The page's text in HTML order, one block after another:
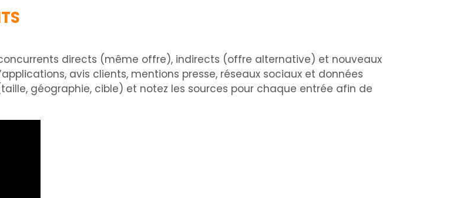
directs (même offre), indirects (offre alternative) et nouveaux
avis clients, mentions presse, réseaux sociaux et données
géographie, cible) et notez les sources pour chaque entrée afin de